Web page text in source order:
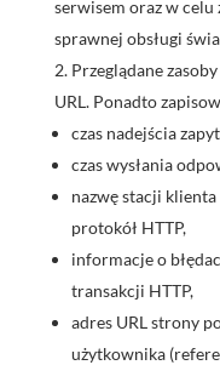
serwisem oraz w
sprawnej obsługi
Przeglądane
URL. Ponadto
czas nadejścia
czas wysłania
nazwę stacji
protokół HTTP,
informacje o
transakcji HTTP,
adres URL strony
użytkownika